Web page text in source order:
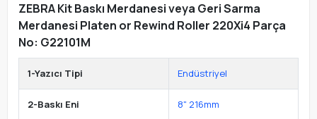
ZEBRA Kit Baskı Merdanesi veya Geri Sarma
Merdanesi Platen or Rewind Roller 220Xi4 Parça
No: G22101M
1-Yazıcı Tipi Endüstriyel
2-Baskı Eni 8" 216mm